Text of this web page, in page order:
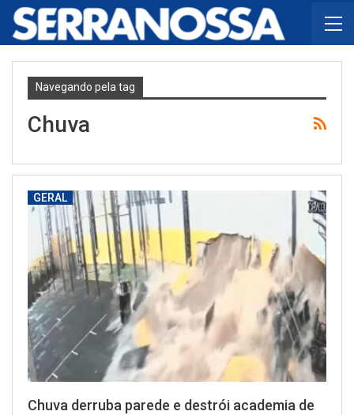
Navegando pela tag
Chuva
GERAL
Chuva derruba parede e destrói academia de